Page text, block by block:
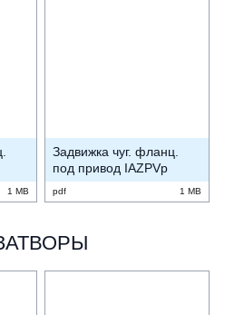
1 MB
Задвижка чуг. фланц.
под привод IAZPVp
pdf 1 MB